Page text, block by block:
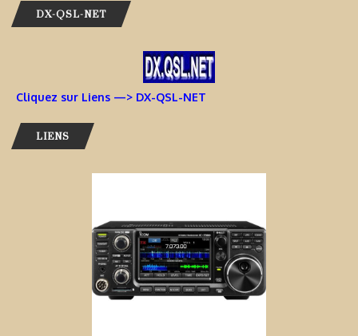
DX-QSL-NET
Cliquez sur Liens —> DX-QSL-NET
LIENS